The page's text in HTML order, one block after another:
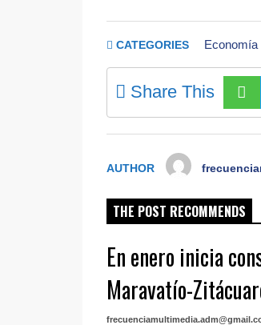
CATEGORIES Economía
Share This
AUTHOR
THE POST RECOMMENDS
En enero inicia
Maravatío-